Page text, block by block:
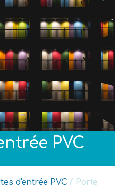
PVC
d'entrée PVC / Porte